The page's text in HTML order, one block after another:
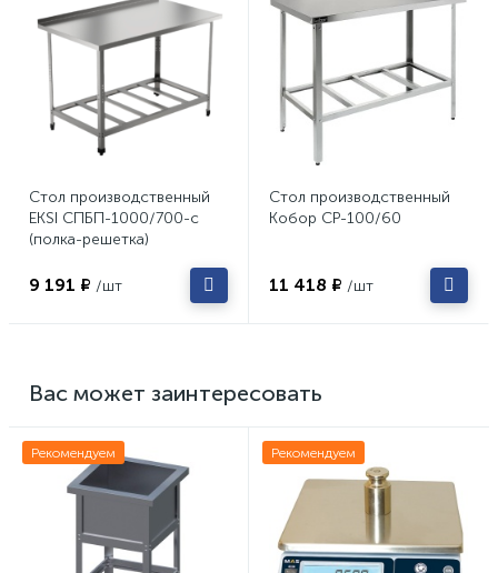
Стол производственный
EKSI СПБП-1000/700-с
(полка-решетка)
9 191 ₽ /шт
Стол производственный
Кобор СР-100/60
11 418 ₽ /шт
Вас может заинтересовать
Рекомендуем Рекомендуем